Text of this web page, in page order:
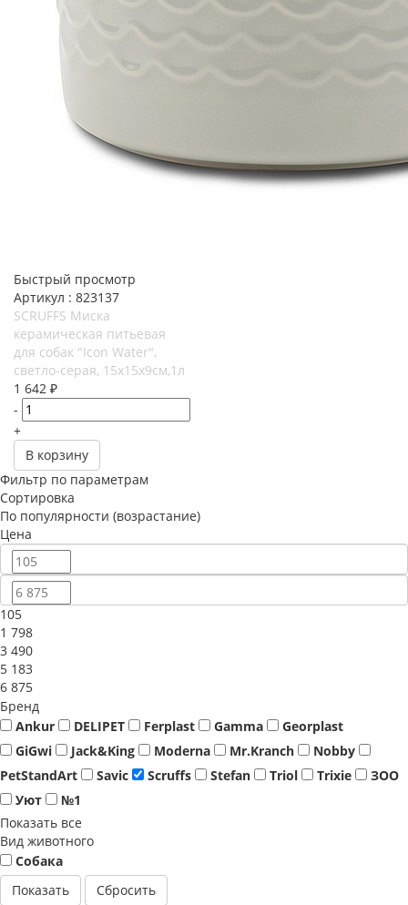
Быстрый просмотр
Артикул : 823137
SCRUFFS Миска
керамическая питьевая
для собак "Icon Water",
светло-серая, 15х15х9см,1л
1 642 ₽
-
+
В корзину
Фильтр по параметрам
Сортировка
По популярности (возрастание)
Цена
105
1 798
3 490
5 183
6 875
Бренд
Ankur
DELIPET Ferplast Gamma
Georplast
GiGwi
Jack&King Moderna Mr.Kranch
Nobby
PetStandArt
Savic Scruffs Stefan Triol Trixie
ЗОО
Уют
№1
Показать все
Вид животного
Собака
Сбросить